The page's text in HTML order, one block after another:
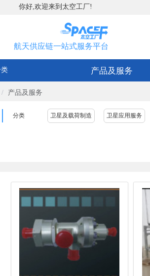
你好,欢迎来到太空工厂!
航天供应链一站式服务平台
产品及服务
/ 产品及服务
分类 卫星及载荷制造 卫星应用服务